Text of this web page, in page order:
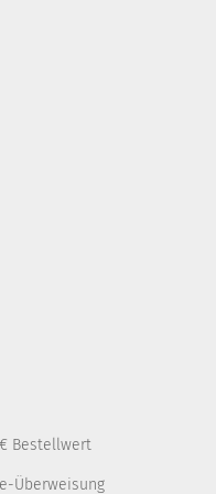
Bestellwert
Überweisung